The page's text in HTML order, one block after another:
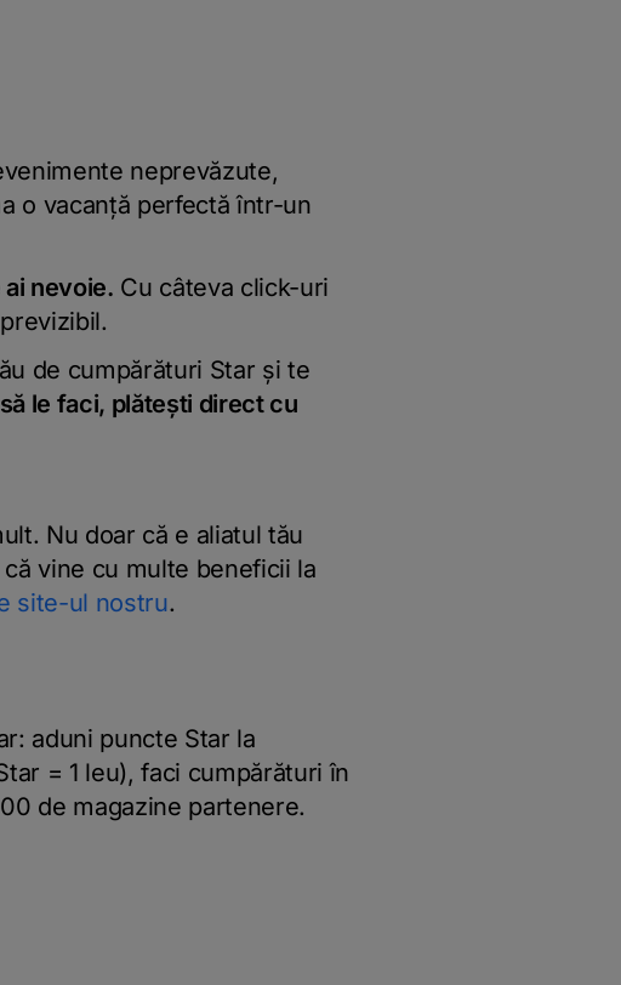
neprevăzute,
o vacanță perfectă într-un
nevoie. Cu câteva click-uri
de cumpărături Star și te
le faci, plătești direct cu
Nu doar că e aliatul tău
vine cu multe beneficii la
site-ul nostru.
aduni puncte Star la
= 1 leu), faci cumpărături în
de magazine partenere.